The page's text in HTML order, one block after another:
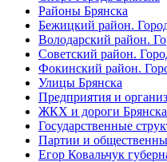
Районы Брянска
Бежицкий район.
Володарский район.
Советский район.
Фокинский район.
Улицы Брянска
Предприятия и
ЖКХ и дороги Брянска
Государственные
Партии и
Егор Ковальчук